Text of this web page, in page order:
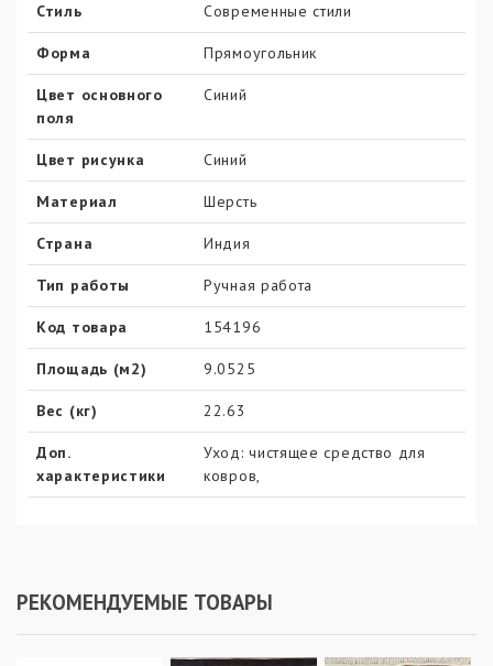
Стиль Современные стили
Форма Прямоугольник
Цвет основного
поля
Синий
Цвет рисунка Синий
Материал Шерсть
Страна Индия
Тип работы Ручная работа
Код товара 154196
Площадь (м2) 9.0525
Вес (кг) 22.63
Доп.
характеристики
Уход: чистящее средство для
ковров,
РЕКОМЕНДУЕМЫЕ ТОВАРЫ